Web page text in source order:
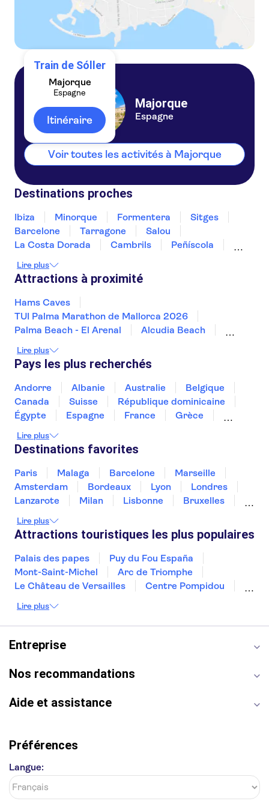
Train de Sóller
Majorque
Espagne
Itinéraire
Majorque
Espagne
Voir toutes les activités à Majorque
Destinations proches
Ibiza Minorque Formentera
Sitges
Barcelone
Tarragone
Salou
La Costa Dorada
Cambrils
Peñíscola
La Costa Brava
Jávea
Lire plus
Attractions à proximité
Hams Caves
TUI Palma Marathon de Mallorca 2026
Palma Beach - El Arenal
Alcudia Beach
Le musée Picasso Malaga
Paseo del Arte
Musée Reina Sofía
Stade Santiago Bernabéu
Musée Thyssen-Bornemisza
Musée Picasso
Le palais de la musique catalane
Lire plus
Pays les plus recherchés
Andorre Albanie Australie
Belgique
Canada
Suisse
République dominicaine
Égypte
Espagne France
Grèce
Maroc
Malaisie Thaïlande
Turquie
Lire plus
Destinations favorites
Paris Malaga Barcelone
Marseille
Amsterdam
Bordeaux Lyon
Londres
Lanzarote
Milan Lisbonne
Bruxelles
Dubai
Minorque Copenhague Montpellier
Lire plus
Attractions touristiques les plus populaires
Palais des papes
Puy du Fou España
Mont-Saint-Michel
Arc de Triomphe
Le Château de Versailles
Centre Pompidou
La Chapelle Sixtine
La Sagrada Familia
Musée d'Orsay
Statue de la Liberté
Cathédrale Notre Dame
Giverny
Opéra Garnier
Lire plus
Entreprise
Nos recommandations
Aide et assistance
Préférences
Langue: